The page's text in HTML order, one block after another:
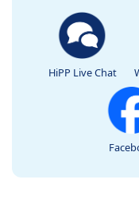
HiPP Live Chat